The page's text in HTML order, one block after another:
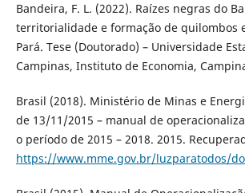
Bandeira, F. L. (2022). Raízes negras do
territorialidade e formação de quilombos
Pará. Tese (Doutorado) – Universidade
Campinas, Instituto de Economia,
Brasil (2018). Ministério de Minas e
de 13/11/2015 – manual de
o período de 2015 – 2018. 2015.
https://www.mme.gov.br/luzparatodos/